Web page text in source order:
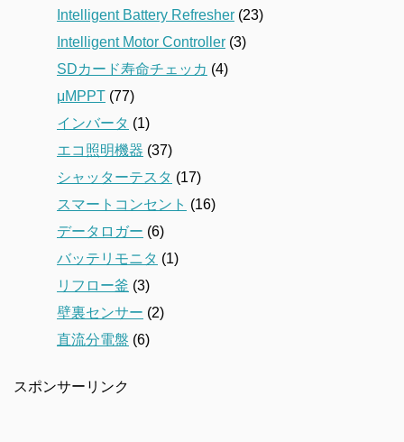
Intelligent Battery Refresher (23)
Intelligent Motor Controller (3)
SDカード寿命チェッカ (4)
μMPPT (77)
インバータ (1)
エコ照明機器 (37)
シャッターテスタ (17)
スマートコンセント (16)
データロガー (6)
バッテリモニタ (1)
リフロー釜 (3)
壁裏センサー (2)
直流分電盤 (6)
スポンサーリンク